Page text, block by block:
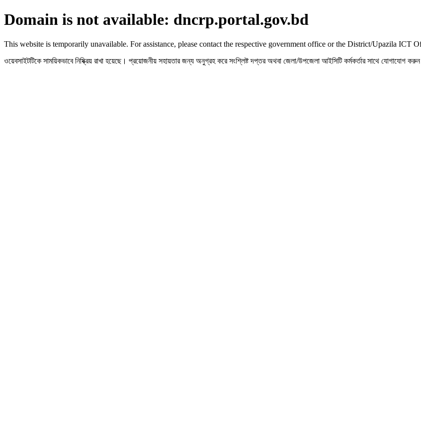
Domain is not available: dncrp.portal.gov.bd
This website is temporarily unavailable. For assistance, please contact the respective government office or the District/Upazila ICT
ওয়েবসাইটটিকে সাময়িকভাবে নিষ্ক্রিয় রাখা হয়েছে। প্রয়োজনীয় সহায়তার জন্য অনুগ্রহ করে সংশ্লিষ্ট দপ্তর অথবা জেলা/উপজেলা আইসিটি কর্মকর্তার সাথে যোগাযোগ